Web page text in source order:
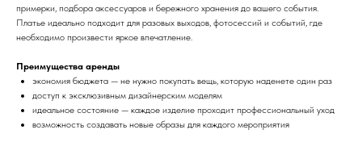
примерки, подбора аксессуаров и бережного хранения до вашего события.
Платье идеально подходит для разовых выходов, фотосессий и событий, где
необходимо произвести яркое впечатление.
Преимущества аренды
экономия бюджета — не нужно покупать вещь, которую наденете один раз
доступ к эксклюзивным дизайнерским моделям
идеальное состояние — каждое изделие проходит профессиональный уход
возможность создавать новые образы для каждого мероприятия